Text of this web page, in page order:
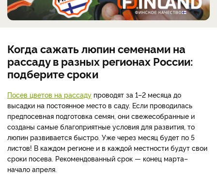
Когда сажать люпин семенами на
рассаду в разных регионах России:
подберите сроки
Посев цветов на рассаду проводят за 1–2 месяца до
высадки на постоянное место в саду. Если проводилась
предпосевная подготовка семян, они свежесобранные и
созданы самые благоприятные условия для развития, то
люпин развивается быстро. Уже через месяц будет по 5
листов! В каждом регионе и в каждой местности будут свои
сроки посева. Рекомендованный срок — конец марта–
начало апреля.